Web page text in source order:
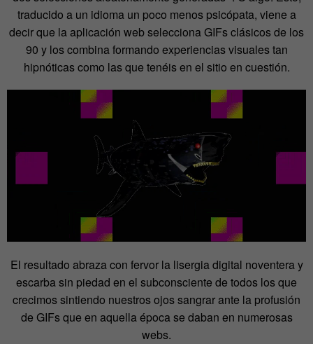
traducido a un idioma un poco menos psicópata, viene a
decir que la aplicación web selecciona GIFs clásicos de los
90 y los combina formando experiencias visuales tan
hipnóticas como las que tenéis en el sitio en cuestión.
El resultado abraza con fervor la lisergia digital noventera y
escarba sin piedad en el subconsciente de todos los que
crecimos sintiendo nuestros ojos sangrar ante la profusión
de GIFs que en aquella época se daban en numerosas
webs.